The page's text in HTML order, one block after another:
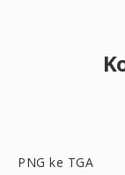
PNG ke TGA